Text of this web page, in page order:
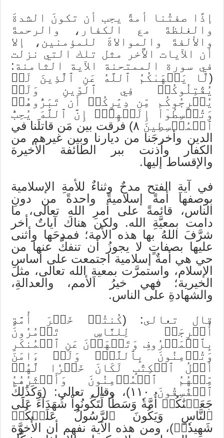
إذًا صفتُنا أمةً يجب أن تكونَ الشدةَ
والغلظةَ مع الكفار، والرحمةَ
والألفةَ والموالاةَ للمؤمنين، إلا
أن الآيات الأُخر مثل تلك التي نزلت
في سورة الممتحنة الآية الثامنة:
(لَّا يَنۡهَىٰكُمُ ٱللَّهُ عَنِ ٱلَّذِينَ لَمۡ
يُقَٰتِلُوكُمۡ فِي ٱلدِّينِ وَلَمۡ
يُخۡرِجُوكُم مِّن دِيَٰرِكُمۡ أَن تَبَرُّوهُمۡ
وَتُقۡسِطُوٓاْ إِلَيۡهِمۡۚ إِنَّ ٱللَّهَ يُحِبُّ
ٱلۡمُقۡسِطِينَ ٨) فرقت بين مَن قاتلَنا في
الدين وأخرجَنا من ديارنا وبين غيرهم من
الكفار وأذنت ببر الطائفة الأخيرة
والإقساط إليها.
في آيةِ الفتح مدحٌ وثناءٌ للأمةِ الإسلامية
بوصفها أمةً إسلاميةً واحدةً من دونِ
الناس، قائمةً على أمرِ اللهِ تعالى، ما
دامت بمعيَّةِ الله. ولكن هناك آياتٌ أخر
شرَّفَ اللهُ بها هذه الأمة؛ فمدحَها وأثنى
عليها بصفاتٍ لا يجوزُ أن تنفكَّ عنها من
حي هي أمةٌ إسلامية اجتمعت على أساسِ
الإسلام، واستمرَّت بمعيةِ الله تعالى، مثل
الخيرية؛ فهي خيرُ الأمم، والعدالةِ،
والشهادةِ على الناس.
قال تعالى: (كُنتُمۡ خَيۡرَ أُمَّةٍ
أُخۡرِجَتۡ لِلنَّاسِ تَأۡمُرُونَ
بِٱلۡمَعۡرُوفِ وَتَنۡهَوۡنَ عَنِ ٱلۡمُنكَرِ
وَتُؤۡمِنُونَ بِٱللَّهِۗ وَلَوۡ ءَامَنَ
أَهۡلُ ٱلۡكِتَٰبِ لَكَانَ خَيۡرٗا لَّهُمۚ
مِّنۡهُمُ ٱلۡمُؤۡمِنُونَ وَأَكۡثَرُهُمُ
ٱلۡفَٰسِقُونَ ١١٠)، وقال تعالى: (وَكَذَٰلِكَ
جَعَلۡنَٰكُمۡ أُمَّةٗ وَسَطٗا لِّتَكُونُواْ شُهَدَآءَ عَلَى
ٱلنَّاسِ وَيَكُونَ ٱلرَّسُولُ عَلَيۡكُمۡ
شَهِيدٗاۗ)، ومن هذه الآية نفهم أن الأُخوَّة